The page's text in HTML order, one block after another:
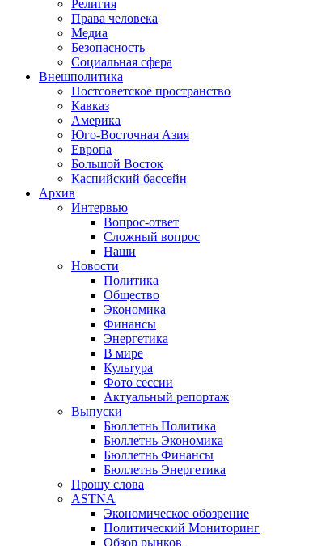
Религия
Права человека
Медиа
Безопасность
Социальная сфера
Внешполитика
Постсоветское пространство
Кавказ
Америка
Юго-Восточная Азия
Европа
Большой Восток
Каспийский бассейн
Архив
Интервью
Вопрос-ответ
Сложный вопрос
Наши
Новости
Политика
Общество
Экономика
Финансы
Энергетика
В мире
Культура
Фото сессии
Актуальный репортаж
Выпуски
Бюллетнь Политика
Бюллетнь Экономика
Бюллетнь Финансы
Бюллетнь Энергетика
Прошу слова
ASTNA
Экономическое обозрение
Политический Мониторинг
Обзор рынков